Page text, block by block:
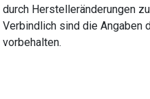
durch Herstelleränderungen
Verbindlich sind die Angaben
vorbehalten.